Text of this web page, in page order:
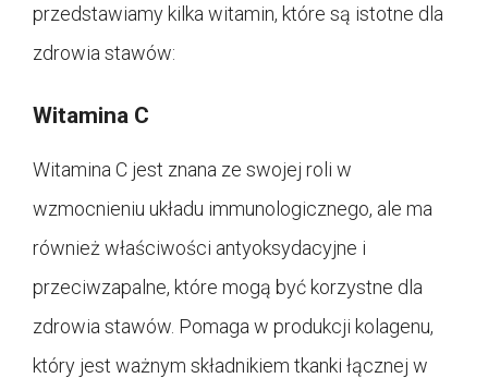
przedstawiamy kilka witamin, które są istotne dla
zdrowia stawów:
Witamina C
Witamina C jest znana ze swojej roli w
wzmocnieniu układu immunologicznego, ale ma
również właściwości antyoksydacyjne i
przeciwzapalne, które mogą być korzystne dla
zdrowia stawów. Pomaga w produkcji kolagenu,
który jest ważnym składnikiem tkanki łącznej w